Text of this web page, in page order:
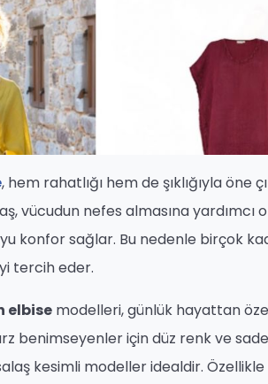
, hem rahatlığı hem de şıklığıyla öne
vücudun nefes almasına yardımcı
konfor sağlar. Bu nedenle birçok
tercih eder.
elbise modelleri, günlük hayattan
benimseyenler için düz renk ve sade
kesimli modeller idealdir. Özellikle